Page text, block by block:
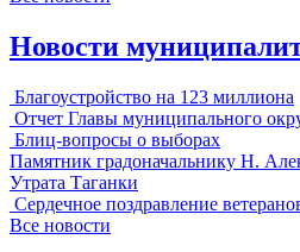
Новости
Благоустройство на 123 миллиона
Отчет Главы муниципального
Блиц-вопросы о выборах
Памятник градоначальнику Н.
Утрата Таганки
Сердечное поздравление
Все новости